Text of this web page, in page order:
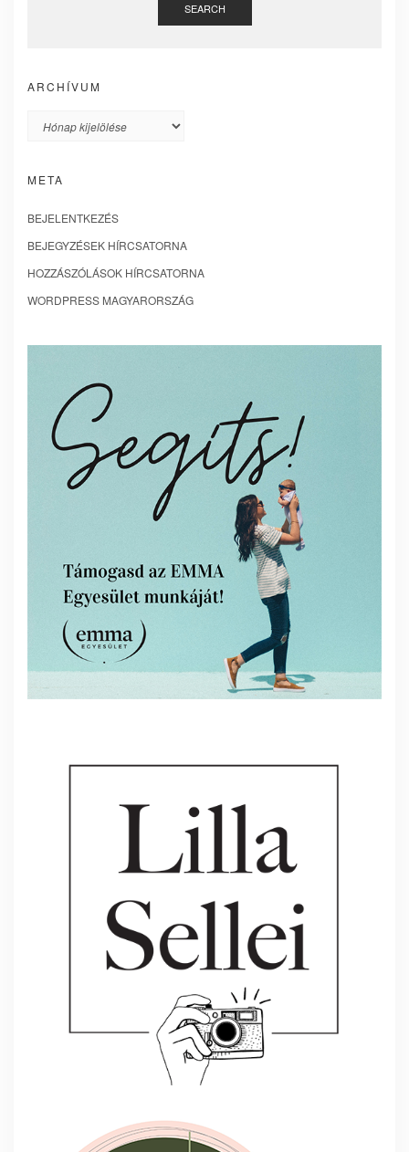
SEARCH
ARCHÍVUM
Archívum
META
BEJELENTKEZÉS
BEJEGYZÉSEK HÍRCSATORNA
HOZZÁSZÓLÁSOK HÍRCSATORNA
WORDPRESS MAGYARORSZÁG